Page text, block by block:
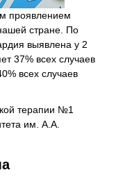
проявлением
стране. По
выявлена у 2
37% всех случаев
всех случаев
терапии №1
им. А.А.